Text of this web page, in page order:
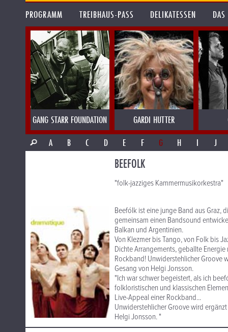
PROGRAMM TREIBHAUS-PASS DELIKATESSEN
GANG STARR FOUNDATION GARDI HUTTER
A
B C D E F G H I J
BEEFOLK
"folk-jazziges Kammermusikorkestra"
Beefólk ist eine junge Band aus Graz,
gemeinsam einen Bandsound
Balkan und Argentinien.
Von Klezmer bis Tango, von Folk bis
Dichte Arrangements, geballte
Rockband! Unwiderstehlicher Groove
Gesang von Helgi Jonsson.
"Ich war schwer begeistert, als ich
folkloristischen und klassischen
Live-Appeal einer Rockband...
Unwiderstehlicher Groove wird
Helgi Jonsson. "